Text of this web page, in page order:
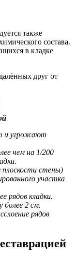
также
состава.
в кладке
друг от
и угрожают
чем на 1/200
плоскости стены)
участка
рядов кладки.
более 2 см.
рядов